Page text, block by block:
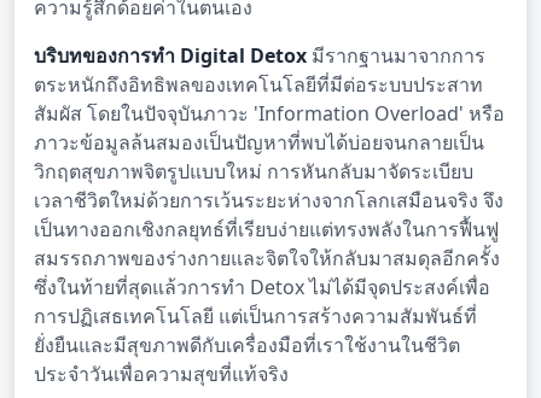
ความรู้สึกด้อยค่าในตนเอง
บริบทของการทำ Digital Detox มีรากฐานมาจากการ
ตระหนักถึงอิทธิพลของเทคโนโลยีที่มีต่อระบบประสาท
สัมผัส โดยในปัจจุบันภาวะ 'Information Overload' หรือ
ภาวะข้อมูลล้นสมองเป็นปัญหาที่พบได้บ่อยจนกลายเป็น
วิกฤตสุขภาพจิตรูปแบบใหม่ การหันกลับมาจัดระเบียบ
เวลาชีวิตใหม่ด้วยการเว้นระยะห่างจากโลกเสมือนจริง จึง
เป็นทางออกเชิงกลยุทธ์ที่เรียบง่ายแต่ทรงพลังในการฟื้นฟู
สมรรถภาพของร่างกายและจิตใจให้กลับมาสมดุลอีกครั้ง
ซึ่งในท้ายที่สุดแล้วการทำ Detox ไม่ได้มีจุดประสงค์เพื่อ
การปฏิเสธเทคโนโลยี แต่เป็นการสร้างความสัมพันธ์ที่
ยั่งยืนและมีสุขภาพดีกับเครื่องมือที่เราใช้งานในชีวิต
ประจำวันเพื่อความสุขที่แท้จริง